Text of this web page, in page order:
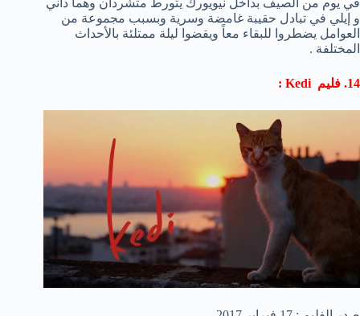
و إيلي في تبادل حقيبة غامضة وسرية وبسبب مجموعة من
العوامل يضطروا للبقاء معاً ويقضوا ليلة ممتلئة بالأحداث
المختلفة .
14. فليم Kedi :